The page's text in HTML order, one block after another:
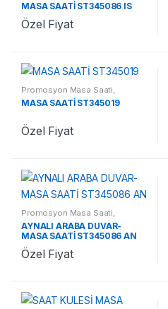
MASA SAATİ ST345086 IS
Özel Fiyat
Promosyon Masa Saati,
Promosyon Saatler
MASA SAATİ ST345019
Özel Fiyat
Promosyon Masa Saati
Promosyon Saatler
AYNALI ARABA DUVAR-
MASA SAATİ ST345086 AN
Özel Fiyat